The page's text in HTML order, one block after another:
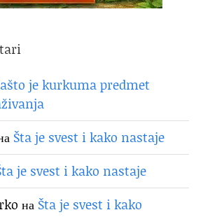
je kurkuma predmet
Šta je svest i kako nastaje
je svest i kako nastaje
на Šta je svest i kako